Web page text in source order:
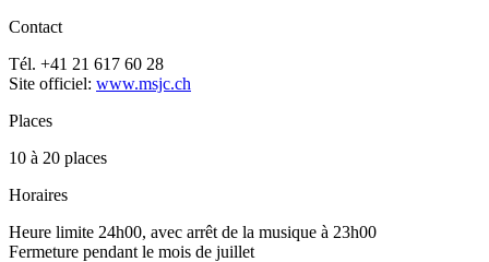
Contact
Tél. +41 21 617 60 28
Site officiel: www.msjc.ch
Places
10 à 20 places
Horaires
Heure limite 24h00, avec arrêt de la musique à 23h00
Fermeture pendant le mois de juillet